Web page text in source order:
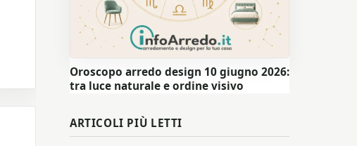
Oroscopo arredo design 10 giugno 2026:
tra luce naturale e ordine visivo
ARTICOLI PIÙ LETTI